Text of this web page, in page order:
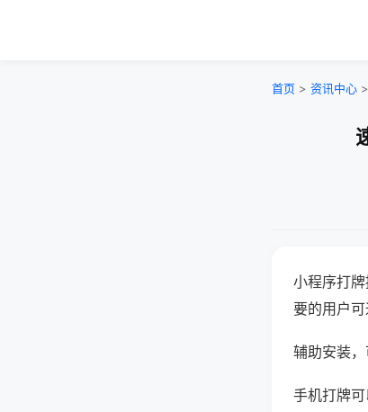
首页 > 资讯中心 >
小程序打
要的用户可
辅助安装
手机打牌